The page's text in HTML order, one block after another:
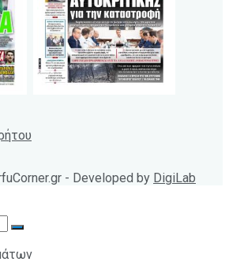
- Developed by DigiLab